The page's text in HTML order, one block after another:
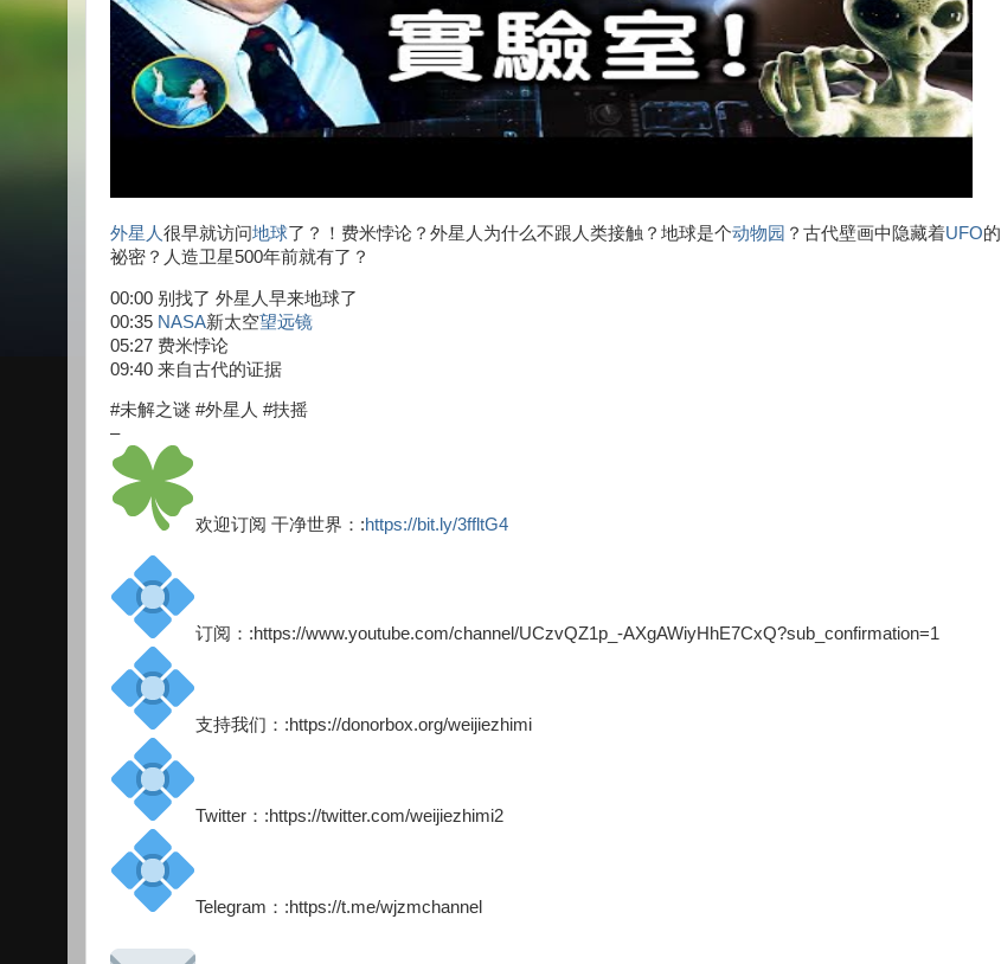
外星人很早就访问地球了？！费米悖论？外星人为什么不跟人类接触？地球是个动物园 ？古代壁画中隐藏着UFO的
祕密？人造卫星500年前就有了？
00:00 别找了 外星人早来地球了
00:35 NASA新太空望远镜
05:27 费米悖论
09:40 来自古代的证据
#未解之谜 #外星人 #扶摇
–
欢迎订阅 干净世界：:https://bit.ly/3ffltG4
订阅：:https://www.youtube.com/channel/UCzvQZ1p_-AXgAWiyHhE7CxQ?sub_confirmation=1
支持我们：:https://donorbox.org/weijiezhimi
Twitter：:https://twitter.com/weijiezhimi2
Telegram：:https://t.me/wjzmchannel